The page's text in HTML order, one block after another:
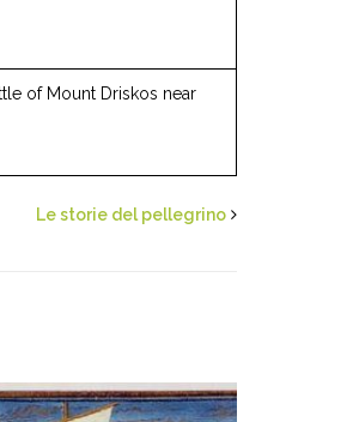
of Mount Driskos near
Le storie del pellegrino